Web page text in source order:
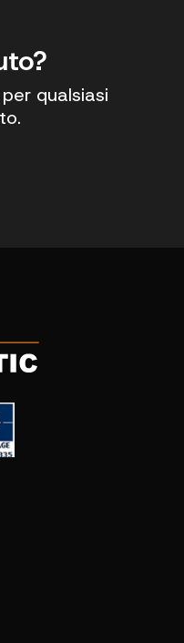
qualsiasi